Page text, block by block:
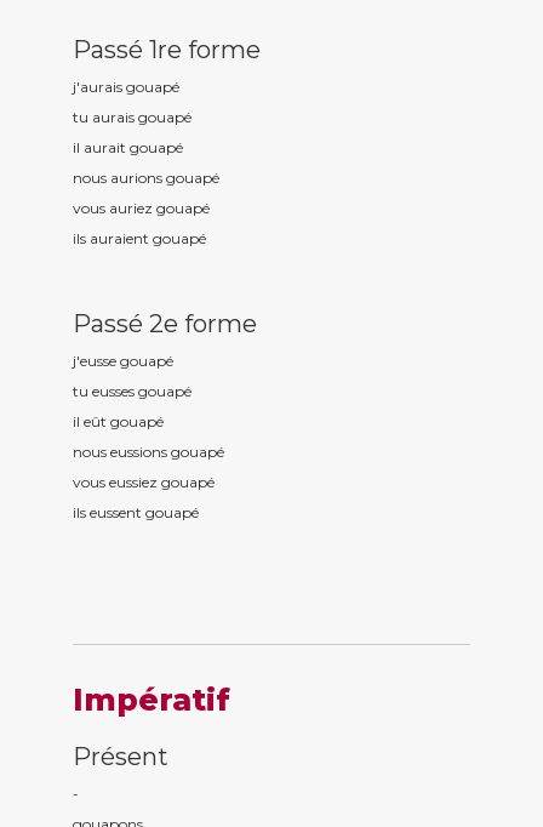
Passé 1re forme
j'aurais gouapé
tu aurais gouapé
il aurait gouapé
nous aurions gouapé
vous auriez gouapé
ils auraient gouapé
Passé 2e forme
j'eusse gouapé
tu eusses gouapé
il eût gouapé
nous eussions gouapé
vous eussiez gouapé
ils eussent gouapé
Impératif
Présent
-